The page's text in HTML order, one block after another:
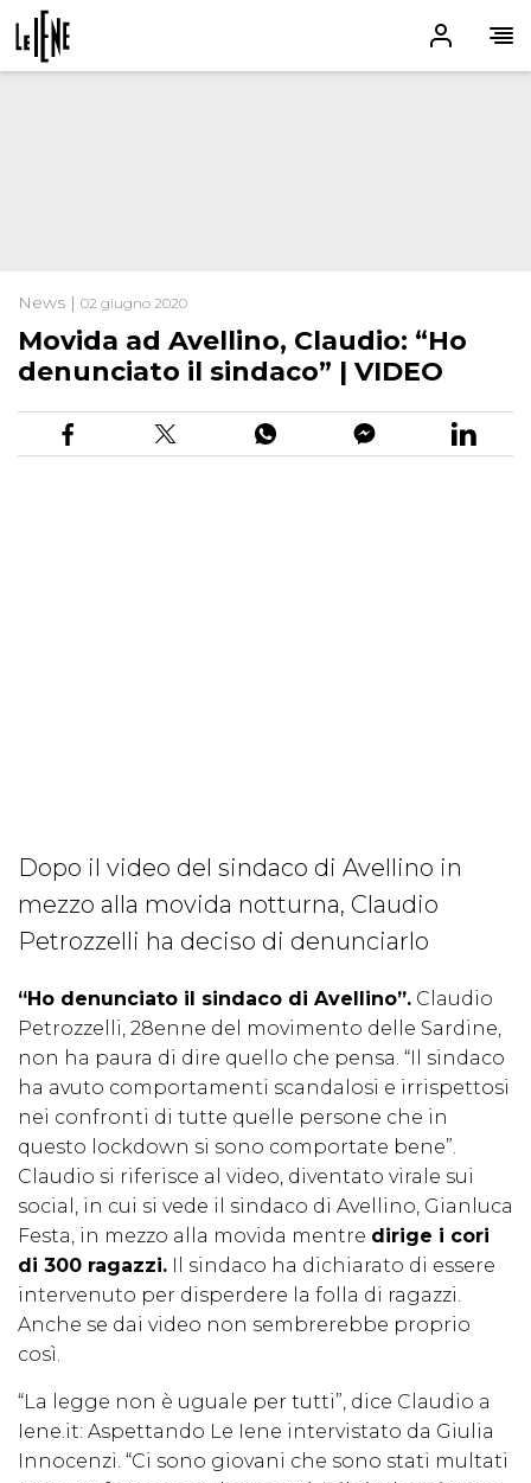
News | 02 giugno 2020
Movida ad Avellino, Claudio: “Ho
denunciato il sindaco” | VIDEO
Dopo il video del sindaco di Avellino in
mezzo alla movida notturna, Claudio
Petrozzelli ha deciso di denunciarlo
“Ho denunciato il sindaco di Avellino”. Claudio
Petrozzelli, 28enne del movimento delle Sardine,
non ha paura di dire quello che pensa. “Il sindaco
ha avuto comportamenti scandalosi e irrispettosi
nei confronti di tutte quelle persone che in
questo lockdown si sono comportate bene”.
Claudio si riferisce al video, diventato virale sui
social, in cui si vede il sindaco di Avellino, Gianluca
Festa, in mezzo alla movida mentre dirige i cori
di 300 ragazzi. Il sindaco ha dichiarato di essere
intervenuto per disperdere la folla di ragazzi.
Anche se dai video non sembrerebbe proprio
così.
“La legge non è uguale per tutti”, dice Claudio a
Iene.it: Aspettando Le Iene intervistato da Giulia
Innocenzi. “Ci sono giovani che sono stati multati